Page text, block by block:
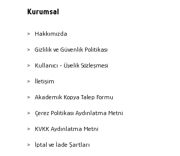
Kurumsal
Hakkımızda
Gizlilik ve Güvenlik Politikası
Kullanıcı - Üyelik Sözleşmesi
İletişim
Akademik Kopya Talep Formu
Çerez Politikası Aydınlatma Metni
KVKK Aydınlatma Metni
İptal ve İade Şartları